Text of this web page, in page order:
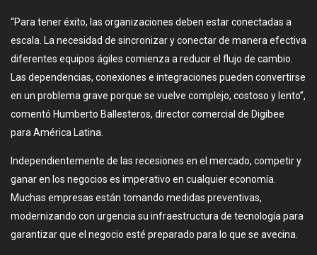
“Para tener éxito, las organizaciones deben estar conectadas a
escala. La necesidad de sincronizar y conectar de manera efectiva
diferentes equipos ágiles comienza a reducir el flujo de cambio.
Las dependencias, conexiones e integraciones pueden convertirse
en un problema grave porque se vuelve complejo, costoso y lento”,
comentó Humberto Ballesteros, director comercial de Digibee
para América Latina.
Independientemente de las recesiones en el mercado, competir y
ganar en los negocios es imperativo en cualquier economía.
Muchas empresas están tomando medidas preventivas,
modernizando con urgencia su infraestructura de tecnología para
garantizar que el negocio esté preparado para lo que se avecina.